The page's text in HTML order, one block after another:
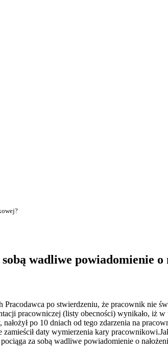
wadliwe powiadomienie o
po stwierdzeniu, że pracownik nie
pracowniczej (listy obecności) wynikało, iż
po 10 dniach od tego zdarzenia na
daty wymierzenia kary
za sobą wadliwe powiadomienie o